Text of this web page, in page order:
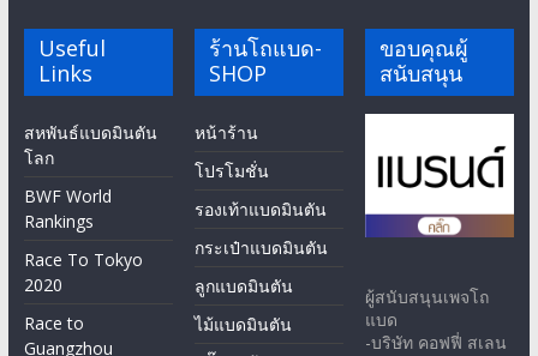
Useful
Links
สหพันธ์แบดมินตัน
โลก
BWF World
Rankings
Race To Tokyo
2020
Race to
Guangzhou
ร้านโถแบด-
SHOP
หน้าร้าน
โปรโมชั่น
รองเท้าแบดมินตัน
กระเป๋าแบดมินตัน
ลูกแบดมินตัน
ไม้แบดมินตัน
ขอบคุณผู้
สนับสนุน
ผู้สนับสนุนเพจโถ
แบด
-บริษัท คอฟฟี่ สเลน